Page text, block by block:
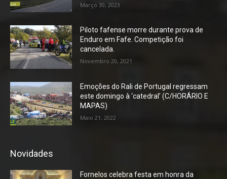
Março 30, 2023
Piloto fafense morre durante prova de
Enduro em Fafe. Competição foi
cancelada.
Novembro 20, 2021
Emoções do Rali de Portugal regressam
este domingo à ‘catedral’ (C/HORÁRIO E
MAPAS)
Maio 21, 2022
Novidades
Fornelos celebra festa em honra da